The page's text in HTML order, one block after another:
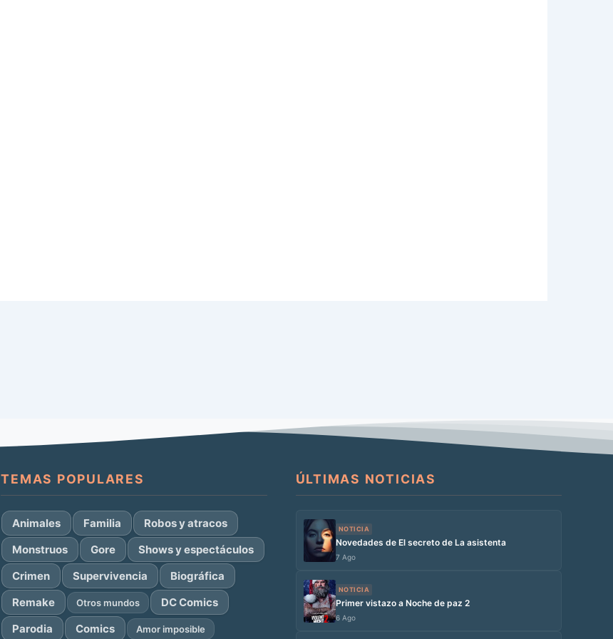
TEMAS POPULARES
Animales Familia
Robos y atracos
Monstruos
Gore
Shows y espectáculos
Crimen
Supervivencia
Biográfica
Remake
Otros mundos
DC Comics
Parodia
Comics Amor imposible
ÚLTIMAS NOTICIAS
NOTICIA
Novedades de El secreto de La asistenta
7 Ago
NOTICIA
Primer vistazo a Noche de paz 2
6 Ago